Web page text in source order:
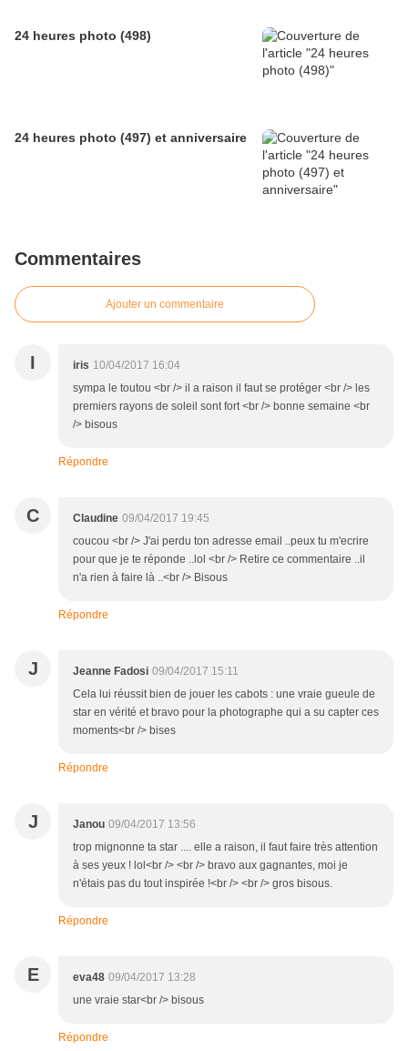
24 heures photo (498)
24 heures photo (497) et anniversaire
Commentaires
Ajouter un commentaire
I iris 10/04/2017 16:04
sympa le toutou <br /> il a raison il faut se protéger <br /> les
premiers rayons de soleil sont fort <br /> bonne semaine <br
/> bisous
Répondre
C Claudine 09/04/2017 19:45
coucou <br /> J'ai perdu ton adresse email ..peux tu m'ecrire
pour que je te réponde ..lol <br /> Retire ce commentaire ..il
n'a rien à faire là ..<br /> Bisous
Répondre
J Jeanne Fadosi 09/04/2017 15:11
Cela lui réussit bien de jouer les cabots : une vraie gueule de
star en vérité et bravo pour la photographe qui a su capter ces
moments<br /> bises
Répondre
J Janou 09/04/2017 13:56
trop mignonne ta star .... elle a raison, il faut faire très attention
à ses yeux ! lol<br /> <br /> bravo aux gagnantes, moi je
n'étais pas du tout inspirée !<br /> <br /> gros bisous.
Répondre
E eva48 09/04/2017 13:28
une vraie star<br /> bisous
Répondre